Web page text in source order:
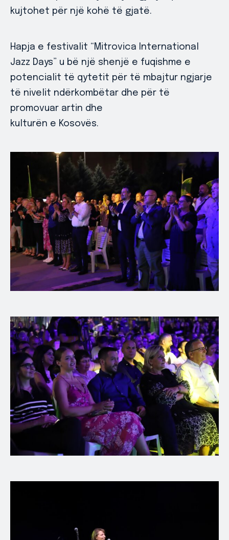
kujtohet për një kohë të gjatë.
Hapja e festivalit “Mitrovica International
Jazz Days” u bë një shenjë e fuqishme e
potencialit të qytetit për të mbajtur ngjarje
të nivelit ndërkombëtar dhe për të
promovuar artin dhe
kulturën e Kosovës.